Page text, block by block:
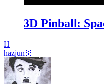
3D Pinball:
H
hazjun 🥇